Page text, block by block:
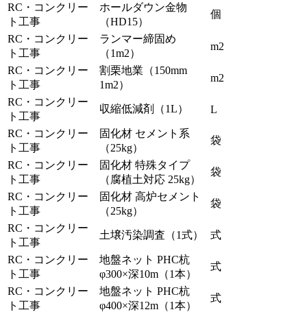
RC・コンクリー
ト工事
ホールダウン金物
（HD15）
個
RC・コンクリー
ト工事
ランマー締固め
（1m2）
m2
RC・コンクリー
ト工事
割栗地業（150mm
1m2）
m2
RC・コンクリー
ト工事
収縮低減剤（1L） L
RC・コンクリー
ト工事
固化材 セメント系
（25kg）
袋
RC・コンクリー
ト工事
固化材 特殊タイプ
（腐植土対応 25kg）
袋
RC・コンクリー
ト工事
固化材 高炉セメント
（25kg）
袋
RC・コンクリー
ト工事
土壌汚染調査（1式） 式
RC・コンクリー
ト工事
地盤ネット PHC杭
φ300×深10m（1本）
式
RC・コンクリー
ト工事
地盤ネット PHC杭
φ400×深12m（1本）
式